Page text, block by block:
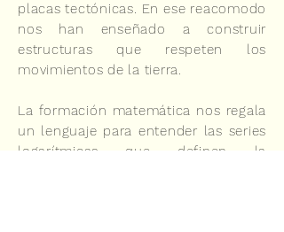
placas tectónicas. En ese reacomodo
nos han enseñado a construir
estructuras que respeten los
movimientos de la tierra.
La formación matemática nos regala
un lenguaje para entender las series
logarítmicas que definen la